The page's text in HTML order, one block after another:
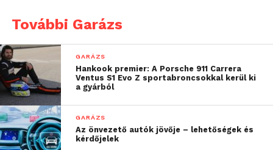
További Garázs
GARÁZS
Hankook premier: A Porsche 911 Carrera
Ventus S1 Evo Z sportabroncsokkal kerül ki
a gyárból
GARÁZS
Az önvezető autók jövője – lehetőségek és
kérdőjelek